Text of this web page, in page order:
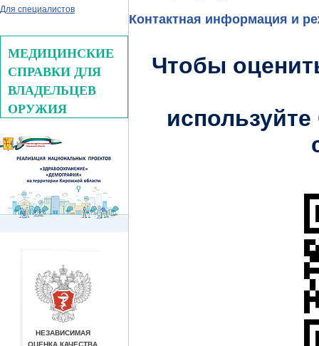
Для специалистов
МЕДИЦИНСКИЕ
СПРАВКИ ДЛЯ
ВЛАДЕЛЬЦЕВ
ОРУЖИЯ
Контактная информация и
Чтобы